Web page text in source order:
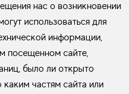
нас о возникновении
использоваться для
информации,
посещенном сайте,
было ли открыто
частям сайта или